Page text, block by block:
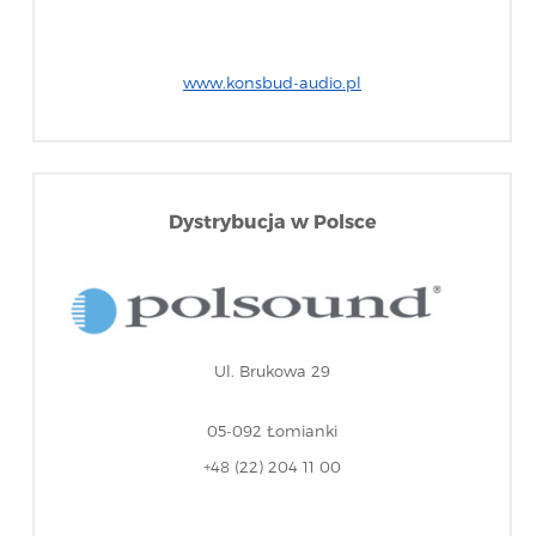
www.konsbud-audio.pl
Dystrybucja w Polsce
Ul. Brukowa 29
05-092 Łomianki
+48 (22) 204 11 00